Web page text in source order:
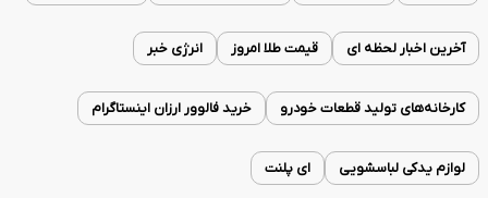
آخرین اخبار لحظه ای قیمت طلا امروز انرژی خبر
کارخانه‌های تولید قطعات خودرو خرید فالوور ارزان اینستاگرام
لوازم یدکی لباسشویی ای پلنت